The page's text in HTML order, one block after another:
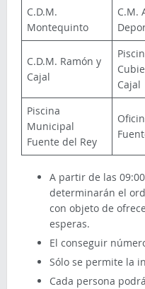
C.D.M.
Montequinto
C.M.
C.D.M. Ramón y
Cajal
Cajal
Piscina
Municipal
Fuente del Rey
A partir de las
determinarán el
con objeto de
esperas.
El conseguir
Sólo se permite la
Cada persona